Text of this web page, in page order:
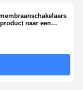
naar een